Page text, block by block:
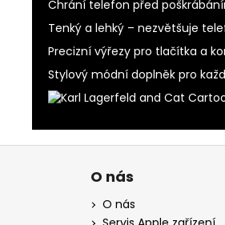
Chrání telefon před
Tenký a lehký – nezvětšuje
Precizní výřezy pro tlačítka a
Stylový módní doplněk pro
O nás
O nás